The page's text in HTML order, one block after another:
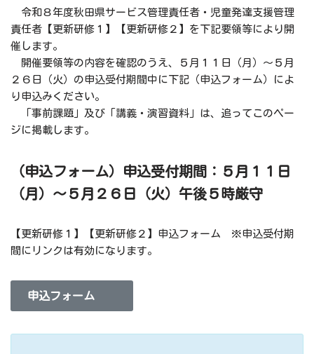
令和８年度秋田県サービス管理責任者・児童発達支援管理
責任者【更新研修１】【更新研修２】を下記要領等により開
催します。
開催要領等の内容を確認のうえ、５月１１日（月）～５月
２６日（火）の申込受付期間中に下記（申込フォーム）によ
り申込みください。
「事前課題」及び「講義・演習資料」は、追ってこのペー
ジに掲載します。
（申込フォーム）申込受付期間：５月１１日
（月）～５月２６日（火）午後５時厳守
【更新研修１】【更新研修２】申込フォーム ※申込受付期
間にリンクは有効になります。
申込フォーム